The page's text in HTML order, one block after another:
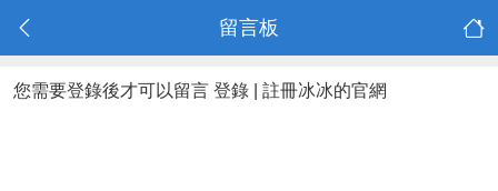
留言板
您需要登錄後才可以留言 登錄 註冊冰冰的官網